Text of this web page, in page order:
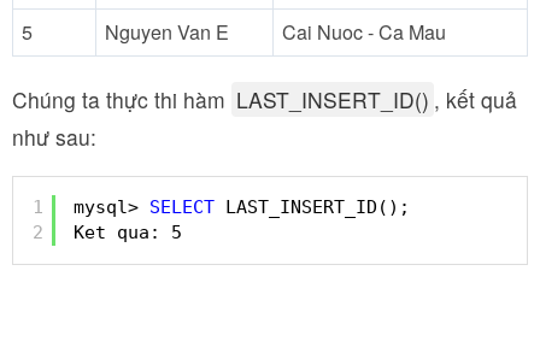
5
Nguyen Van E Cai Nuoc - Ca Mau
Chúng ta thực thi hàm LAST_INSERT_ID() , kết quả
như sau:
1
2
mysql> SELECT LAST_INSERT_ID();
Ket qua: 5